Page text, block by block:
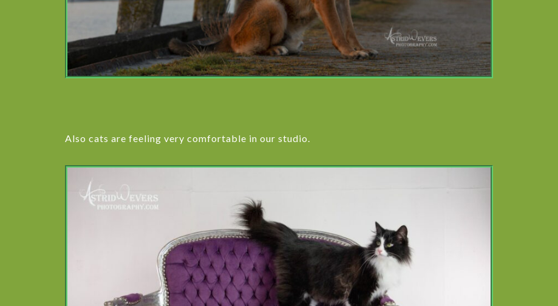
Also cats are feeling very comfortable in our studio.